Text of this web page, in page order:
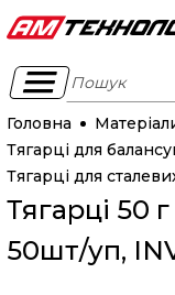
Пошук
Головна
Тягарці для
Тягарці для
Тягарці 50
50шт/уп,